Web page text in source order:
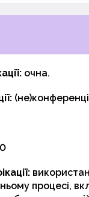
очна.
процесі,